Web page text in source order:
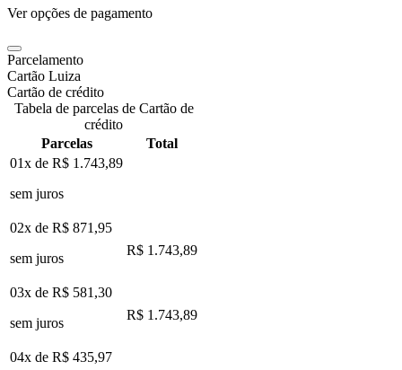
Ver opções de pagamento
Parcelamento
Cartão Luiza
Cartão de crédito
Tabela de parcelas de Cartão de
crédito
Parcelas
Total
01x de R$ 1.743,89
sem juros
02x de R$ 871,95
sem juros
R$ 1.743,89
03x de R$ 581,30
sem juros
R$ 1.743,89
04x de R$ 435,97